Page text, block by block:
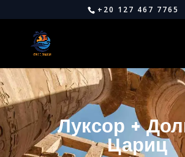
+20 127 467 7765
Луксор +
Цариц